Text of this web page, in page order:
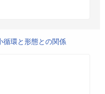
循環と形態との関係